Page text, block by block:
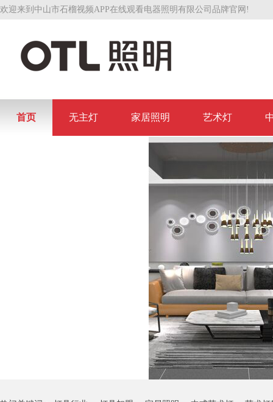
欢迎来到中山市石榴视频APP在线观看电器照明有限公司品牌官网!
首页 无主灯 家居照明 艺术灯